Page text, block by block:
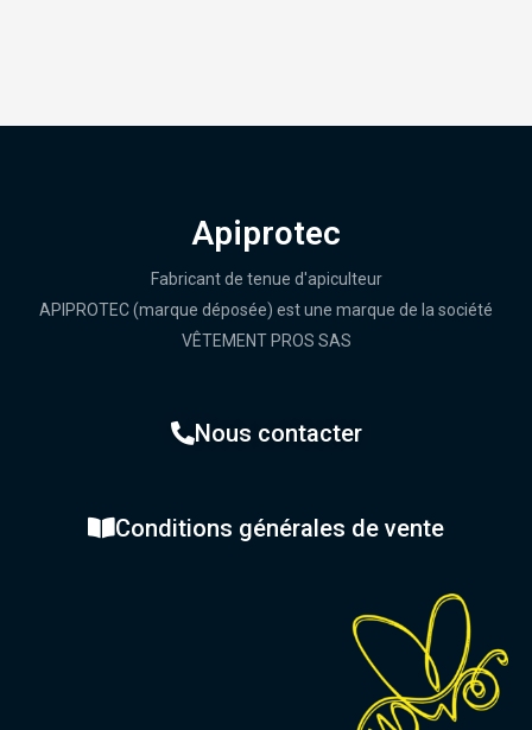
Apiprotec
Fabricant de tenue d'apiculteur
APIPROTEC (marque déposée) est une marque de la société
VÊTEMENT PROS SAS
Nous contacter
Conditions générales de vente